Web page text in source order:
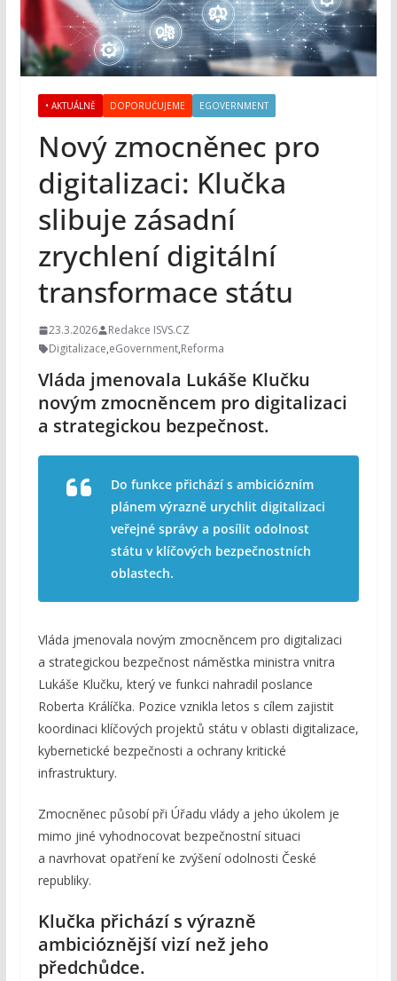
• AKTUÁLNĚ DOPORUČUJEME EGOVERNMENT
Nový zmocněnec pro
digitalizaci: Klučka
slibuje zásadní
zrychlení digitální
transformace státu
23.3.2026
Redakce ISVS.CZ
Digitalizace,eGovernment,Reforma
Vláda jmenovala Lukáše Klučku
novým zmocněncem pro digitalizaci
a strategickou bezpečnost.
Do funkce přichází s ambiciózním
plánem výrazně urychlit digitalizaci
veřejné správy a posílit odolnost
státu v klíčových bezpečnostních
oblastech.
Vláda jmenovala novým zmocněncem pro digitalizaci
a strategickou bezpečnost náměstka ministra vnitra
Lukáše Klučku, který ve funkci nahradil poslance
Roberta Králíčka. Pozice vznikla letos s cílem zajistit
koordinaci klíčových projektů státu v oblasti digitalizace,
kybernetické bezpečnosti a ochrany kritické
infrastruktury.
Zmocněnec působí při Úřadu vlády a jeho úkolem je
mimo jiné vyhodnocovat bezpečnostní situaci
a navrhovat opatření ke zvýšení odolnosti České
republiky.
Klučka přichází s výrazně
ambicióznější vizí než jeho
předchůdce.